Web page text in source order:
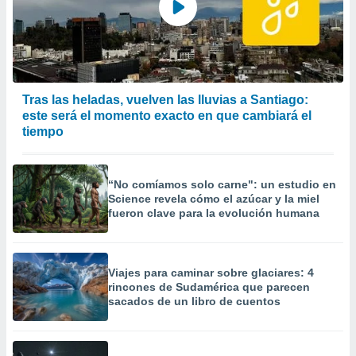
Tras las heladas, vuelven las lluvias a Santiago:
este será el momento exacto en que cambiará el
tiempo
“No comíamos solo carne": un estudio en
Science revela cómo el azúcar y la miel
fueron clave para la evolución humana
Viajes para caminar sobre glaciares: 4
rincones de Sudamérica que parecen
sacados de un libro de cuentos